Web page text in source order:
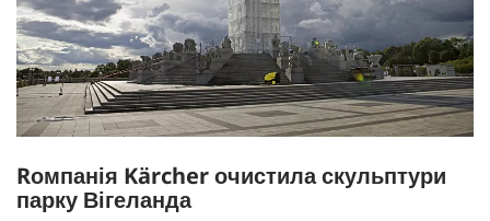
Rомпанія Kärcher очистила скульптури
парку Вігеланда